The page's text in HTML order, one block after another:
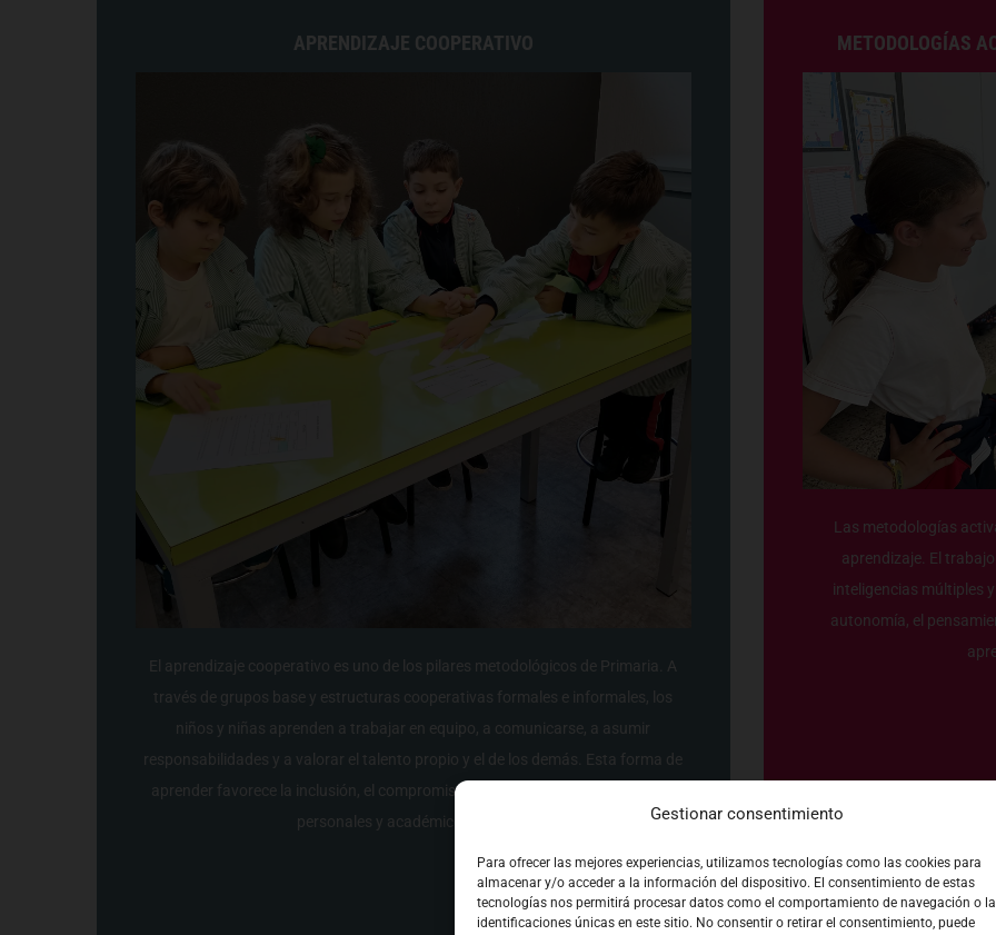
Gestionar consentimiento
Para ofrecer las mejores experiencias, utilizamos tecnologías como las cookies para
almacenar y/o acceder a la información del dispositivo. El consentimiento de estas
tecnologías nos permitirá procesar datos como el comportamiento de navegación o
identificaciones únicas en este sitio. No consentir o retirar el consentimiento, puede
APRENDIZAJE COOPERATIVO
El aprendizaje cooperativo es uno de los pilares metodológicos de Primaria. A
través de grupos base y estructuras cooperativas formales e informales, los
niños y niñas aprenden a trabajar en equipo, a comunicarse, a asumir
responsabilidades y a valorar el talento propio y el de los demás. Esta forma de
aprender favorece la inclusión, el compromiso y la preparación para los retos
personales y académicos futuros.
METODOLOGÍAS
Las metodologías
aprendizaje. El
inteligencias múltiples
autonomía, el